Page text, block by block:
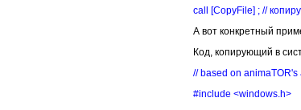
call [CopyFile] ; //
А вот конкретный
Код, копирующий в
// based on
#include <windows.h>